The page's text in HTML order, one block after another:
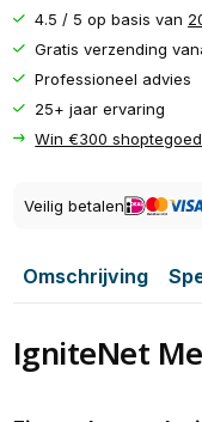
4.5 / 5 op basis van
Gratis verzending
Professioneel advies
25+ jaar ervaring
Win €300 shoptegoed
Veilig betalen
Omschrijving
IgniteNet